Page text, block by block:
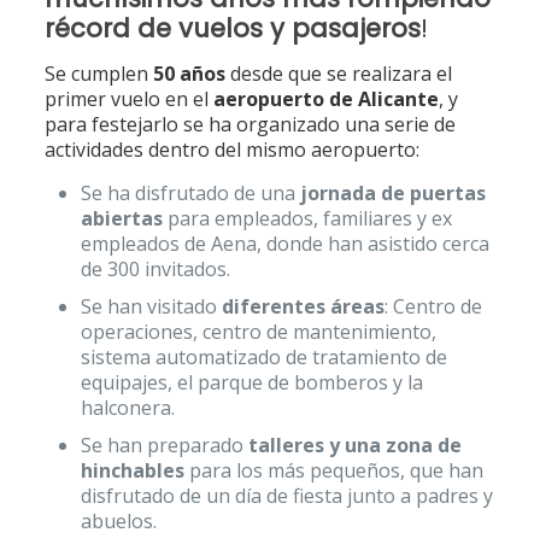
récord de vuelos y pasajeros!
Se cumplen 50 añosdesde que se realizara el
primer vuelo en el aeropuerto de Alicante, y
para festejarlo se ha organizado una serie de
actividades dentro del mismo aeropuerto:
Se ha disfrutado de una jornada de puertas
abiertaspara empleados, familiares y ex
empleados de Aena, donde han asistido cerca
de 300 invitados.
Se han visitado diferentes áreas: Centro de
operaciones, centro de mantenimiento,
sistema automatizado de tratamiento de
equipajes, el parque de bomberos y la
halconera.
Se han preparado talleres y una zona de
hinchablespara los más pequeños, que han
disfrutado de un día de fiesta junto a padres y
abuelos.